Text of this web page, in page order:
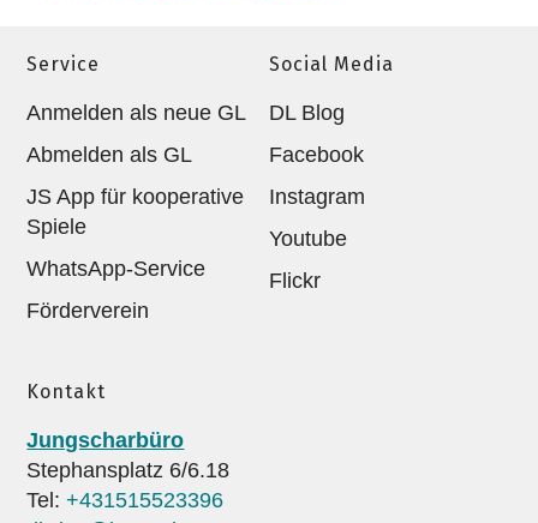
Service
Anmelden als neue GL
Abmelden als GL
JS App für kooperative
Spiele
WhatsApp-Service
Förderverein
Social Media
DL Blog
Facebook
Instagram
Youtube
Flickr
Kontakt
Jungscharbüro
Stephansplatz 6/6.18
Tel:+431515523396